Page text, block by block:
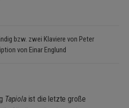
bzw. zwei Klaviere von Peter
von Einar Englund
Tapiola ist die letzte große